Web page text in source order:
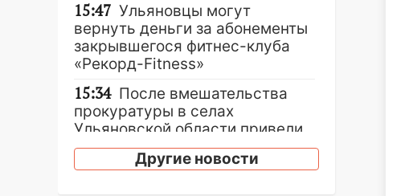
15:47 Ульяновцы могут
вернуть деньги за абонементы
закрывшегося фитнес-клуба
«Рекорд-Fitness»
15:34 После вмешательства
прокуратуры в селах
Ульяновской области привели
в порядок детские площадки
15:27 Прокуратура проверяет
Другие новости